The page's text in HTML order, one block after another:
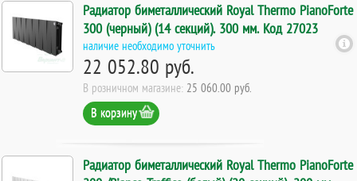
Радиатор биметаллический Royal Thermo PianoForte
300 (черный) (14 секций). 300 мм. Код 27023
наличие необходимо уточнить
22 052.80 руб.
В розничном магазине: 25 060.00 руб.
В корзину
Радиатор биметаллический Royal Thermo PianoForte